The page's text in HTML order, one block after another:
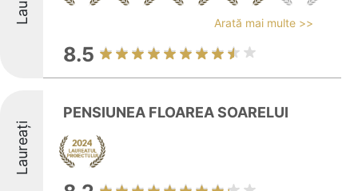
Arată mai multe >>
8.5
Laureați
PENSIUNEA FLOAREA SOARELUI